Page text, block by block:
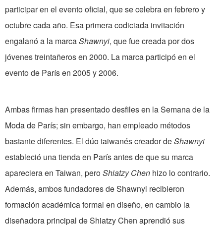
participar en el evento oficial, que se celebra en febrero y
octubre cada año. Esa primera codiciada invitación
engalanó a la marcaShawnyi, que fue creada por dos
jóvenes treintañeros en 2000. La marca participó en el
evento de París en 2005 y 2006.
Ambas firmas han presentado desfiles en la Semana de la
Moda de París; sin embargo, han empleado métodos
bastante diferentes. El dúo taiwanés creador deShawnyi
estableció una tienda en París antes de que su marca
apareciera en Taiwan, peroShiatzy Chen hizo lo contrario.
Además, ambos fundadores de Shawnyi recibieron
formación académica formal en diseño, en cambio la
diseñadora principal de Shiatzy Chen aprendió sus